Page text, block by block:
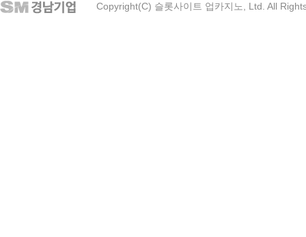
Copyright(C) 슬롯사이트 업카지노, Ltd. All